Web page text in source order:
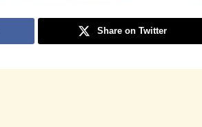
Share on Twitter